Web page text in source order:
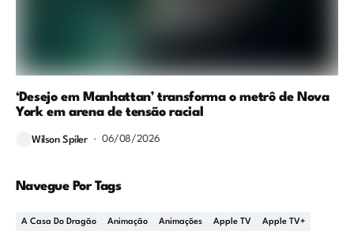
‘Desejo em Manhattan’ transforma o metrô de Nova
York em arena de tensão racial
Wilson Spiler 06/08/2026
Navegue Por Tags
A Casa Do Dragão Animação Animações Apple TV Apple TV+